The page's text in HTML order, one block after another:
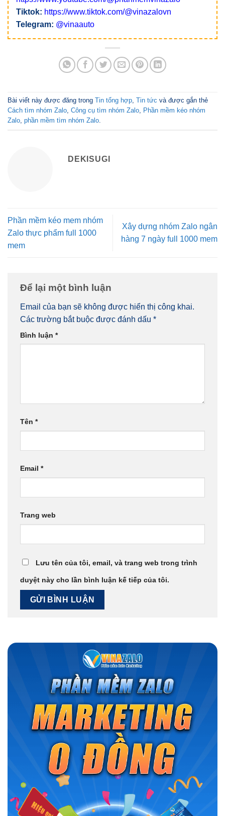
Tiktok: https://www.tiktok.com/@vinazalovn
Telegram: @vinaauto
Bài viết này được đăng trong Tin tổng hợp, Tin tức và được gắn thẻ
Cách tìm nhóm Zalo, Công cụ tìm nhóm Zalo, Phần mềm kéo nhóm
Zalo, phần mềm tìm nhóm Zalo.
DEKISUGI
Phần mềm kéo mem nhóm
Zalo thực phẩm full 1000
mem
Xây dựng nhóm Zalo ngân
hàng 7 ngày full 1000 mem
Để lại một bình luận
Email của bạn sẽ không được hiển thị công khai.
Các trường bắt buộc được đánh dấu *
Bình luận *
Tên *
Email *
Trang web
Lưu tên của tôi, email, và trang web trong trình
duyệt này cho lần bình luận kế tiếp của tôi.